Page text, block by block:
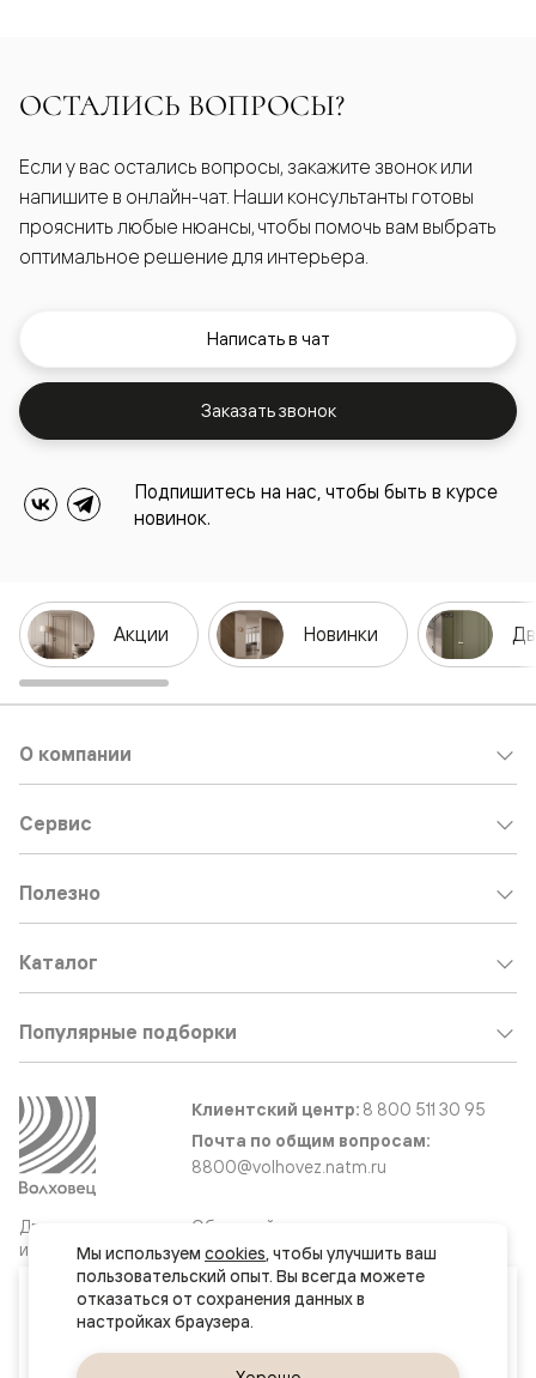
Ваш город
Москва и МО
ОСТАЛИСЬ ВОПРОСЫ?
Если у вас остались вопросы, закажите звонок или
напишите в онлайн-чат. Наши консультанты готовы
прояснить любые нюансы, чтобы помочь вам выбрать
оптимальное решение для интерьера.
Написать в чат
Заказать звонок
Подпишитесь на нас, чтобы быть в курсе
новинок.
Акции Новинки
Двери
и интерьерные
решения
О компании
Сервис
Полезно
Каталог
Популярные подборки
Клиентский центр: 8 800 511 30 95
Почта по общим вопросам:
8800@volhovez.natm.ru
Обратный звонок
Сайт не является публичной офертой
Правовая информация
Мы используем cookies, чтобы улучшить ваш
пользовательский опыт. Вы всегда можете
отказаться от сохранения данных в